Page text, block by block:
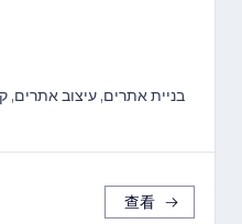
בניית אתרים, עיצוב אתרים,
查看